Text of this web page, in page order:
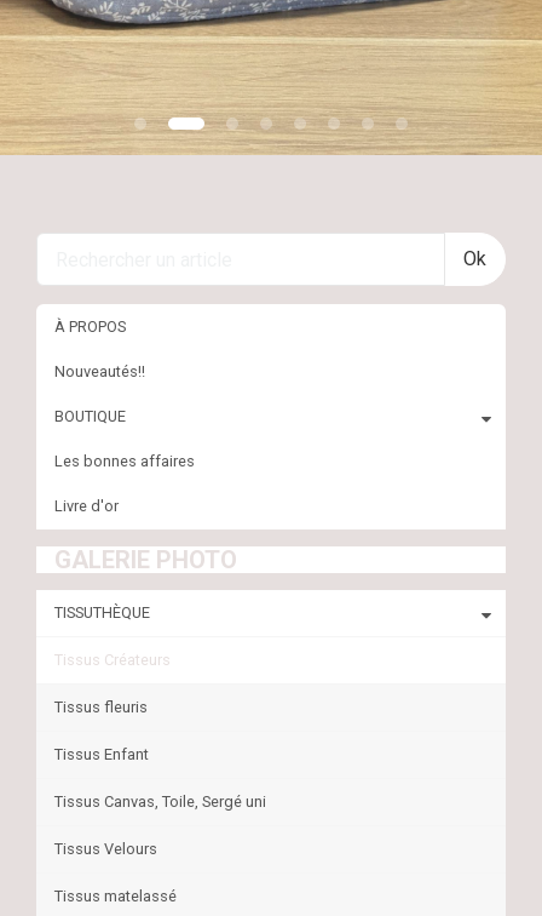
En savoir plus
Ok
À PROPOS
Nouveautés!!
BOUTIQUE
Les bonnes affaires
Livre d'or
GALERIE PHOTO
TISSUTHÈQUE
Tissus Créateurs
Tissus fleuris
Tissus Enfant
Tissus Canvas, Toile, Sergé uni
Tissus Velours
Tissus matelassé